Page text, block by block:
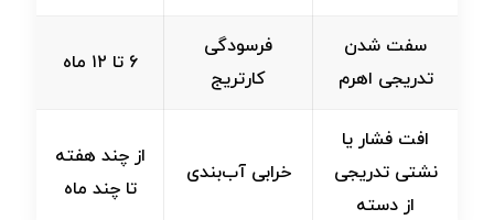
سفت شدن
تدریجی اهرم
فرسودگی
کارتریج
۶ تا ۱۲ ماه
افت فشار یا
نشتی تدریجی
از دسته
خرابی آب‌بندی
از چند هفته
تا چند ماه